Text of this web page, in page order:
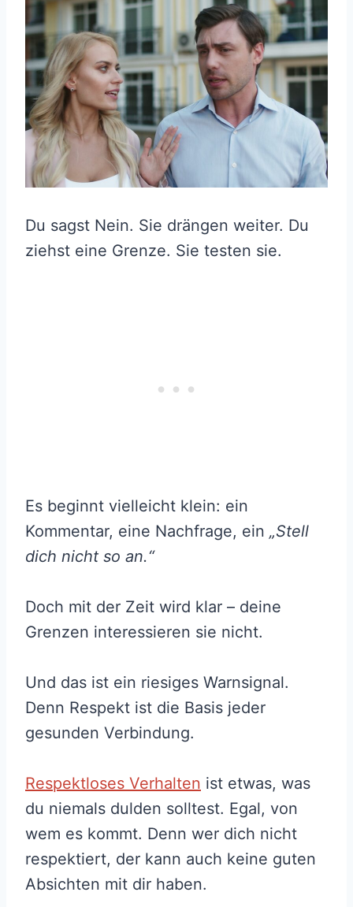
Du sagst Nein. Sie drängen weiter. Du
ziehst eine Grenze. Sie testen sie.
Es beginnt vielleicht klein: ein
Kommentar, eine Nachfrage, ein „Stell
dich nicht so an.“
Doch mit der Zeit wird klar – deine
Grenzen interessieren sie nicht.
Und das ist ein riesiges Warnsignal.
Denn Respekt ist die Basis jeder
gesunden Verbindung.
Respektloses Verhalten ist etwas, was
du niemals dulden solltest. Egal, von
wem es kommt. Denn wer dich nicht
respektiert, der kann auch keine guten
Absichten mit dir haben.